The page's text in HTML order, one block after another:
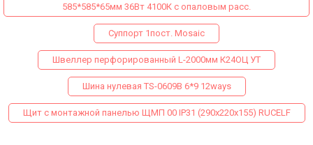
585*585*65мм 36Вт 4100К с опаловым расс.
Суппорт 1пост. Mosaic
Швеллер перфорированный L-2000мм К24ОЦ УТ
Шина нулевая TS-0609B 6*9 12ways
Щит с монтажной панелью ЩМП 00 IP31 (290х220х155) RUCELF